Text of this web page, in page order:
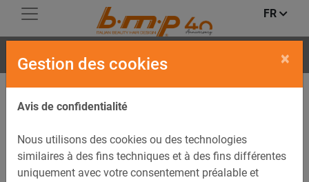
FR
SFERA
Gestion des cookies ×
Avis de confidentialité
Nous utilisons des cookies ou des technologies
similaires à des fins techniques et à des fins différentes
uniquement avec votre consentement préalable et